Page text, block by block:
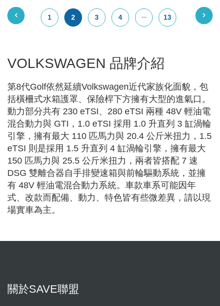
1 2 3 4 13
VOLKSWAGEN 品牌介紹
第8代Golf依然延續Volkswagen近代家族化面貌，包
括橫柵式水箱護罩、保險桿下方擁有大型的進氣口。
動力部分共有 230 eTSI、280 eTSI 兩種 48V 輕油電
混合動力與 GTI，1.0 eTSI 採用 1.0 升直列 3 缸渦輪
引擎，擁有最大 110 匹馬力與 20.4 公斤米扭力，1.5
eTSI 則是採用 1.5 升直列 4 缸渦輪引擎，擁有最大
150 匹馬力與 25.5 公斤米扭力，兩者皆搭配 7 速
DSG 雙離合器自手排變速箱與前輪驅動系統，並擁
有 48V 輕油電混合動力系統。車款車系可能因年
式、改款而配備、動力、特色皆有些微差異，請以現
場實車為主。
關於SAVE聯盟